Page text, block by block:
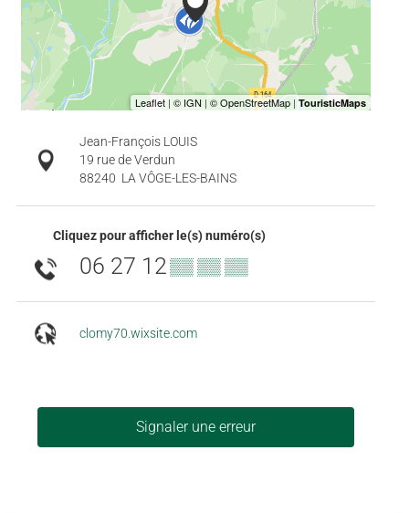
Jean-François LOUIS
19 rue de Verdun
88240 LA VÔGE-LES-BAINS
Cliquez pour afficher le(s) numéro(s)
06 27 12▒▒ ▒▒ ▒▒
clomy70.wixsite.com
Signaler une erreur